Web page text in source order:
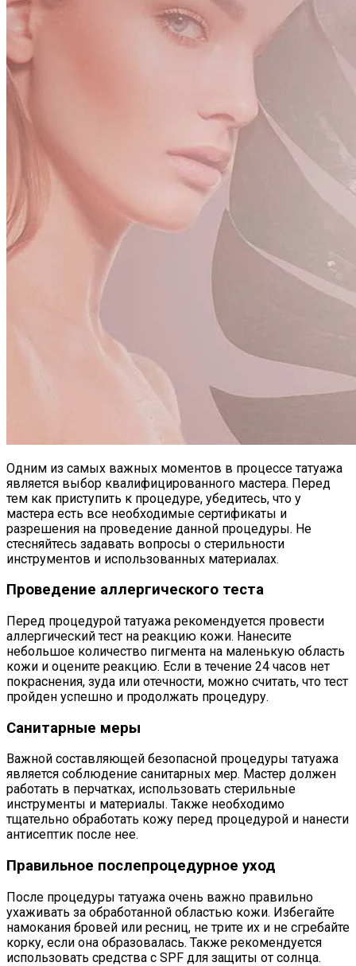
Одним из самых важных моментов в процессе татуажа
является выбор квалифицированного мастера. Перед
тем как приступить к процедуре, убедитесь, что у
мастера есть все необходимые сертификаты и
разрешения на проведение данной процедуры. Не
стесняйтесь задавать вопросы о стерильности
инструментов и использованных материалах.
Проведение аллергического теста
Перед процедурой татуажа рекомендуется провести
аллергический тест на реакцию кожи. Нанесите
небольшое количество пигмента на маленькую область
кожи и оцените реакцию. Если в течение 24 часов нет
покраснения, зуда или отечности, можно считать, что тест
пройден успешно и продолжать процедуру.
Санитарные меры
Важной составляющей безопасной процедуры татуажа
является соблюдение санитарных мер. Мастер должен
работать в перчатках, использовать стерильные
инструменты и материалы. Также необходимо
тщательно обработать кожу перед процедурой и нанести
антисептик после нее.
Правильное послепроцедурное уход
После процедуры татуажа очень важно правильно
ухаживать за обработанной областью кожи. Избегайте
намокания бровей или ресниц, не трите их и не сгребайте
корку, если она образовалась. Также рекомендуется
использовать средства с SPF для защиты от солнца.